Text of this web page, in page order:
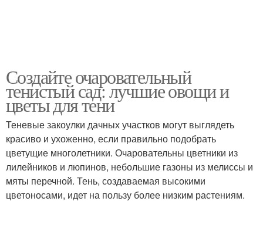
Создайте очаровательный
тенистый сад: лучшие овощи и
цветы для тени
Теневые закоулки дачных участков могут выглядеть
красиво и ухоженно, если правильно подобрать
цветущие многолетники. Очаровательны цветники из
лилейников и люпинов, небольшие газоны из мелиссы и
мяты перечной. Тень, создаваемая высокими
цветоносами, идет на пользу более низким растениям.